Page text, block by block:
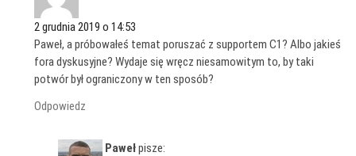
2 grudnia 2019 o 14:53
Paweł, a próbowałeś temat poruszać z supportem C1? Albo jakieś
fora dyskusyjne? Wydaje się wręcz niesamowitym to, by taki
potwór był ograniczony w ten sposób?
Odpowiedz
Pawełpisze: